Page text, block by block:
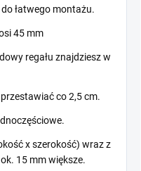
łatwego montażu.
45 mm
regału znajdziesz w
co 2,5 cm.
x szerokość) wraz z
15 mm większe.